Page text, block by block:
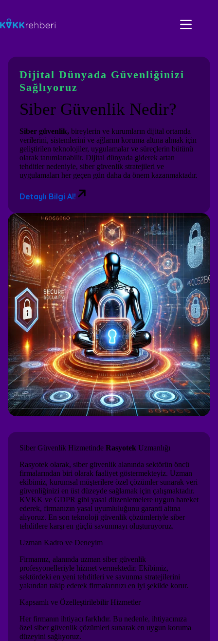
content
Dijital Dünyada Güvenliğinizi
Sağlıyoruz
Siber Güvenlik Nedir?
Siber güvenlik, bireylerin ve kurumların dijital ortamda
verilerini, sistemlerini ve ağlarını koruma altına almak için
geliştirilen teknolojiler, uygulamalar ve süreçlerin bütünü
olarak tanımlanabilir. Dijital dünyada giderek artan
tehditler nedeniyle, siber güvenlik stratejileri ve
uygulamaları her geçen gün daha da önem kazanmaktadır.
Detaylı Bilgi Al!
Siber Güvenlik Hizmetinde Rasyotek Uzmanlığı
Rasyotek olarak, siber güvenlik alanında sektörün öncü
firmalarından biri olarak faaliyet göstermekteyiz. Uzman
ekibimiz, kurumsal müşterilere özel çözümler sunarak veri
güvenliğinizi en üst düzeyde sağlamak için çalışmaktadır.
KVKK ve GDPR gibi yasal düzenlemelere uygun hareket
ederek, firmanızın yasal uyumluluğunu garanti altına
alıyoruz. En son teknoloji güvenlik çözümleriyle siber
tehditlere karşı en güçlü savunmayı oluşturuyoruz.
Uzman Kadro ve Deneyim
Firmamız, alanında uzman siber güvenlik
profesyonelleriyle hizmet vermektedir. Ekibimiz,
sektördeki en yeni tehditleri ve savunma stratejilerini
yakından takip ederek firmalarınızı en iyi şekilde korur.
Kapsamlı ve Özelleştirilebilir Hizmetler
Her firmanın ihtiyacı farklıdır. Bu nedenle, ihtiyacınıza
özel siber güvenlik çözümleri sunarak en uygun koruma
düzeyini sağlıyoruz.